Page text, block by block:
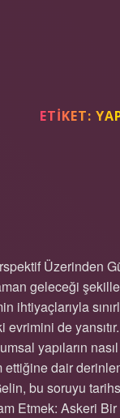
ETIKET:
Üzerinden
geleceği
de
yapıların
dair
bu soruyu
Etmek: Askeri